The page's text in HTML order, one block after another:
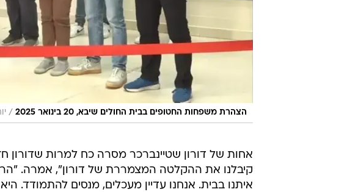
הצהרת משפחות החטופים בבית החולים שיבא, 20 בינואר 2025 /
קיבלנו את ההקלטה המצמררת של דורון", אמרה.
איתנו בבית. אנחנו עדיין מעכלים, מנסים להתמודד.